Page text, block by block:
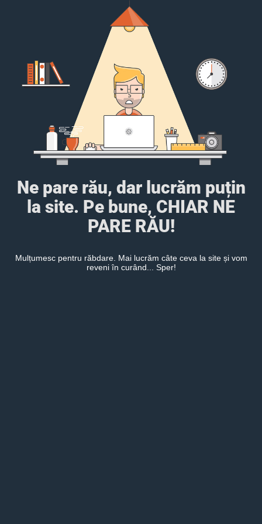
Ne pare rău, dar lucrăm puțin
la site. Pe bune, CHIAR NE
PARE RĂU!
Mulțumesc pentru răbdare. Mai lucrăm câte ceva la site și vom
reveni în curând... Sper!